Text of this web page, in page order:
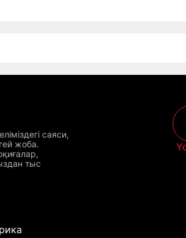
саяси,
жоба.
тыс